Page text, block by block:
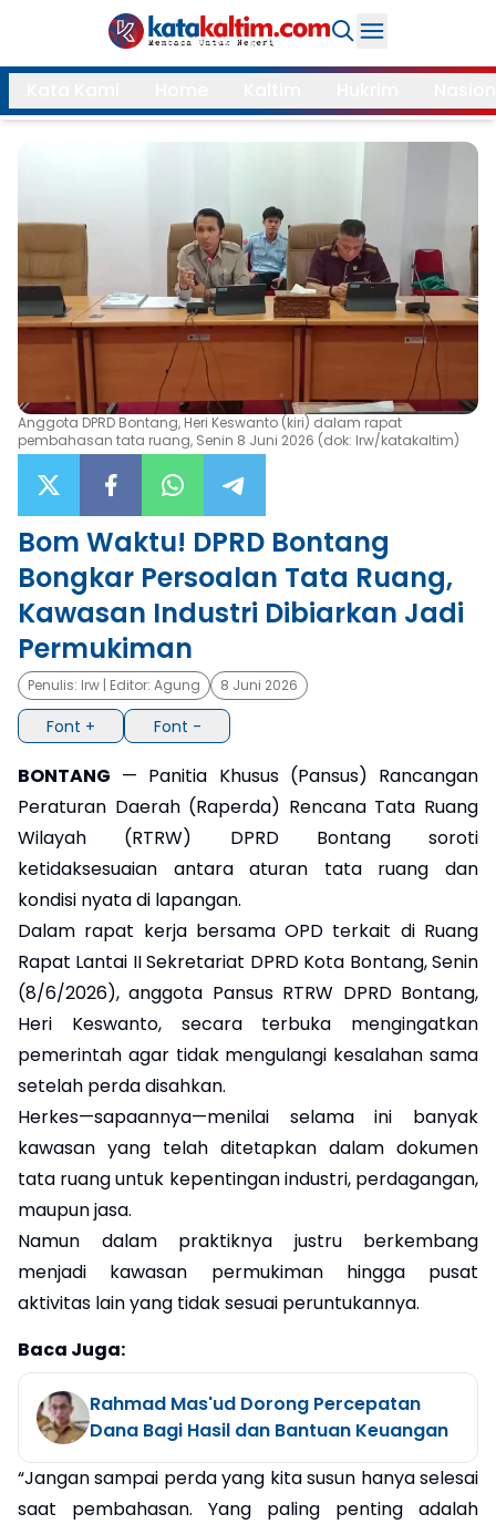
Daerah
Kukar
Samarinda
Kubar
Kutim
PPU
Mahulu
Paser
Berau
Internasional
Feature
Opini
Gaya
Hidup
×
Search
Anggota DPRD Bontang, Heri Keswanto (kiri) dalam rapat
pembahasan tata ruang, Senin 8 Juni 2026 (dok: Irw/katakaltim)
Bom Waktu! DPRD Bontang
Bongkar Persoalan Tata Ruang,
Kawasan Industri Dibiarkan Jadi
Permukiman
Penulis: Irw | Editor: Agung 8 Juni 2026
Font + Font -
BONTANG — Panitia Khusus (Pansus) Rancangan
Peraturan Daerah (Raperda) Rencana Tata Ruang
Wilayah (RTRW) DPRD Bontang soroti
ketidaksesuaian antara aturan tata ruang dan
kondisi nyata di lapangan.
Dalam rapat kerja bersama OPD terkait di Ruang
Rapat Lantai II Sekretariat DPRD Kota Bontang, Senin
(8/6/2026), anggota Pansus RTRW DPRD Bontang,
Heri Keswanto, secara terbuka mengingatkan
pemerintah agar tidak mengulangi kesalahan sama
setelah perda disahkan.
Herkes—sapaannya—menilai selama ini banyak
kawasan yang telah ditetapkan dalam dokumen
tata ruang untuk kepentingan industri, perdagangan,
maupun jasa.
Namun dalam praktiknya justru berkembang
menjadi kawasan permukiman hingga pusat
aktivitas lain yang tidak sesuai peruntukannya.
Baca Juga:
Rahmad Mas'ud Dorong Percepatan
Dana Bagi Hasil dan Bantuan Keuangan
“Jangan sampai perda yang kita susun hanya selesai
saat pembahasan. Yang paling penting adalah